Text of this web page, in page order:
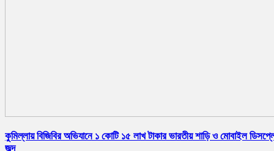
কুমিল্লায় বিজিবির অভিযানে ১ কোটি ১৫ লাখ টাকার ভারতীয় শাড়ি ও মোবাইল
জব্দ